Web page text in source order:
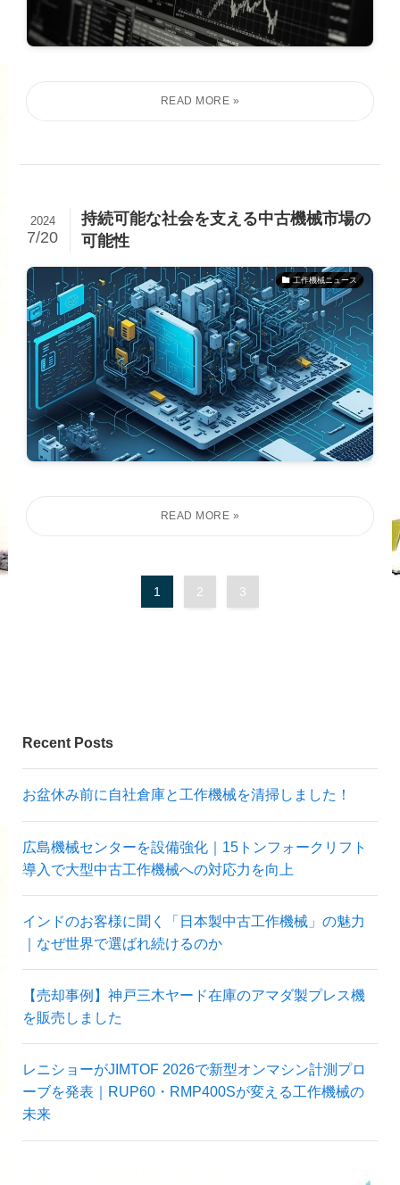
持続可能な社会を支える中古機械市場の
可能性
2024
7/20
工作機械ニュース
1 2 3
Recent Posts
お盆休み前に自社倉庫と工作機械を清掃しました！
広島機械センターを設備強化｜15トンフォークリフト
導入で大型中古工作機械への対応力を向上
インドのお客様に聞く「日本製中古工作機械」の魅力
｜なぜ世界で選ばれ続けるのか
【売却事例】神戸三木ヤード在庫のアマダ製プレス機
を販売しました
レニショーがJIMTOF 2026で新型オンマシン計測プロ
ーブを発表｜RUP60・RMP400Sが変える工作機械の
未来